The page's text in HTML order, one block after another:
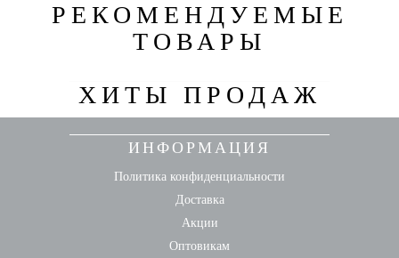
РЕКОМЕНДУЕМЫЕ
ТОВАРЫ
ХИТЫ ПРОДАЖ
ИНФОРМАЦИЯ
Политика конфиденциальности
Доставка
Акции
Оптовикам